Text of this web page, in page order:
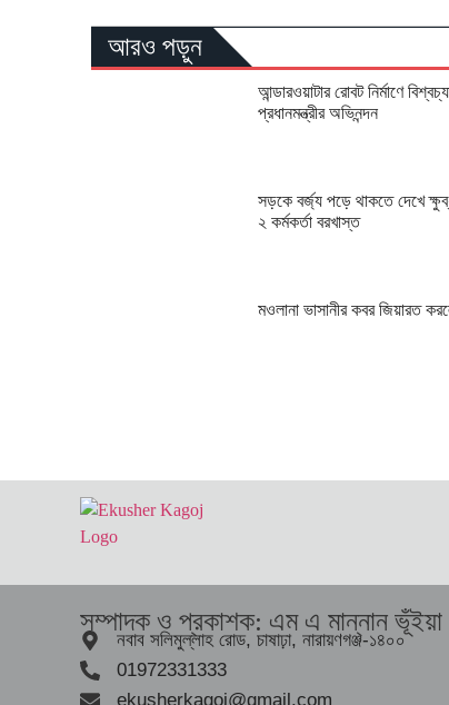
আরও পড়ুন
আন্ডারওয়াটার রোবট নির্মাণে
প্রধানমন্ত্রীর অভিনন্দন
সড়কে বর্জ্য পড়ে থাকতে দেখে
২ কর্মকর্তা বরখাস্ত
মওলানা ভাসানীর কবর জিয়ারত
সম্পাদক ও প্রকাশক: এম এ মান্নান ভূঁইয়া
নবাব সলিমুল্লাহ রোড, চাষাঢ়া, নারায়ণগঞ্জ-১৪০০
01972331333
ekusherkagoj@gmail.com